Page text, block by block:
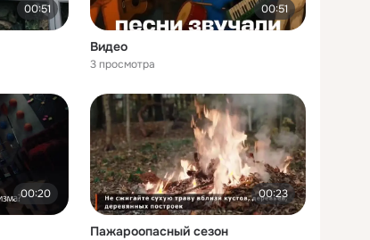
00:51 00:51
Видео
3 просмотра
00:20 00:23
Пажароопасный сезон